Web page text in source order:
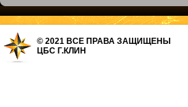
© 2021 ВСЕ ПРАВА ЗАЩИЩЕНЫ
ЦБС Г.КЛИН